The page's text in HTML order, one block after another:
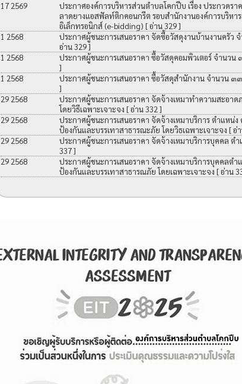
17 2569
ประกาศองค์การบริหารส่วนตำบลโคกปีบ เรื่อง ประกวดรา
ลาดยางแอสฟัลท์ติกคอนกรีต รอบสำนักงานองค์การบริหา
อิเล็กทรอนิกส์ (e-bidding) [ อ่าน 329 ]
1 2568
ประกาศผู้ชนะการเสนอราคา จัดซื้อวัสดุงานบ้านงานครัว
อ่าน 329 ]
1 2568
ประกาศผู้ชนะการเสนอราคา ซื้อวัสดุคอมพิวเตอร์ จำนวน
]
1 2568
ประกาศผู้ชนะการเสนอราคา ซื้อวัสดุสำนักงาน จำนวน ๓๓
]
29 2568
ประกาศผู้ชนะการเสนอราคา จัดจ้างเหมาทำความสะอา
โดยวิธีเฉพาะเจาะจง [ อ่าน 332 ]
29 2568
ประกาศผู้ชนะการเสนอราคา จัดจ้างเหมาบริการ ตำแหน่
ป้องกันและบรรเทาสาธารณะภัย โดยวิธเฉพาะเจาะจง [ อ่
29 2568
ประกาศผู้ชนะการเสนอราคา จัดจ้างเหมาบริการบุคคล ตำ
337 ]
29 2568
ประกาศผู้ชนะการเสนอราคา จัดจ้างเหมาบริการบุคคลตำ
ป้องกันและบรรเทาสาธารณภัย โดยเฉพาะเจาะจง [ อ่าน